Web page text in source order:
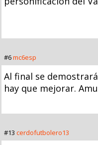
#6mc6esp
Al final se
hay que mejorar.
#13 cerdofutbolero13